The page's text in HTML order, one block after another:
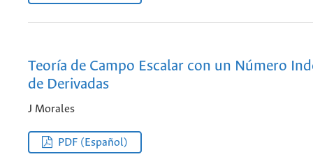
Teoría de Campo Escalar con un Número
de Derivadas
J Morales
PDF (Español)